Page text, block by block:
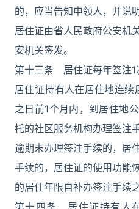
的，应当告知申领人，并说
居住证由省人民政府公安机
安机关签发。
第十三条 居住证每年签注1
居住证持有人在居住地连续
之日前1个月内，到居住地
托的社区服务机构办理签注手
逾期未办理签注手续的，居
手续的，居住证的使用功能
的居住年限自补办签注手续
第十四条 居住证持有人